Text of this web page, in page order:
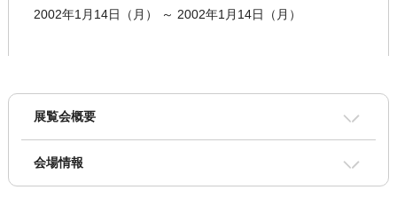
2002年1月14日（月） ～ 2002年1月14日（月）
展覧会概要
会場情報